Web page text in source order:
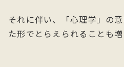
それに伴い、「心理学」の
た形でとらえられることも増